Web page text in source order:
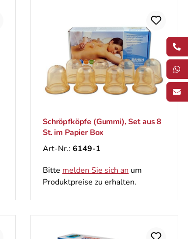
Schröpfköpfe (Gummi), Set aus 8
St. im Papier Box
Art-Nr.: 6149-1
Bitte melden Sie sich an um
Produktpreise zu erhalten.